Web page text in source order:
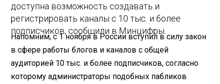
доступна возможность создавать и
регистрировать каналы с 10 тыс. и более
подписчиков, сообщили в Минцифры.
Напомним, с 1 ноября в России вступил в силу закон
в сфере работы блогов и каналов с общей
аудиторией 10 тыс. и более подписчиков, согласно
которому администраторы подобных пабликов